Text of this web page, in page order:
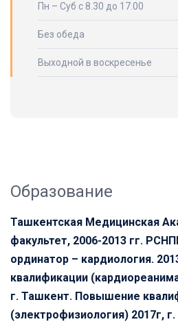
Пн – Суб с 8.30 до 17.00
Без обеда
Выходной в воскресенье
Образование
Ташкентская Медицинская
факультет, 2006-2013 гг.
ординатор – кардиология.
квалификации
г. Ташкент. Повышение
(электрофизиология) 2017г,